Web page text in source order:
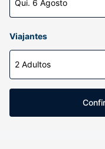
Qui. 6 Agosto
Viajantes
2 Adultos